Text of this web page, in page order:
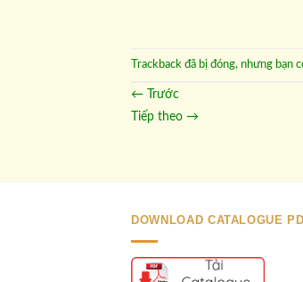
Trackback đã bị đóng, nhưng bạn
← Trước
Tiếp theo →
DOWNLOAD CATALOGUE